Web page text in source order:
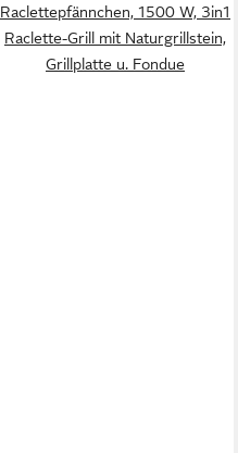
Raclettepfännchen, 1500 W, 3in1
Raclette-Grill mit Naturgrillstein,
Grillplatte u. Fondue